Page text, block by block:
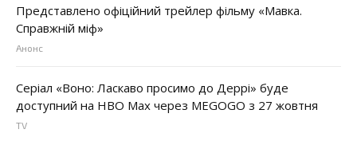
Представлено офіційний трейлер фільму «Мавка.
Справжній міф»
Анонс
Серіал «Воно: Ласкаво просимо до Деррі» буде
доступний на HBO Max через MEGOGO з 27 жовтня
TV